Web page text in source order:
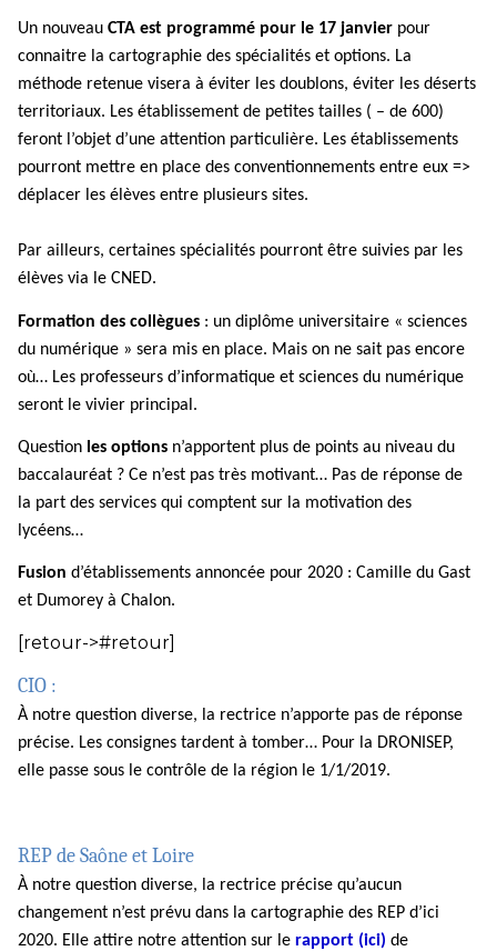
Un nouveau CTA est programmé pour le 17 janvier pour
connaitre la cartographie des spécialités et options. La
méthode retenue visera à éviter les doublons, éviter les déserts
territoriaux. Les établissement de petites tailles ( – de 600)
feront l’objet d’une attention particulière. Les établissements
pourront mettre en place des conventionnements entre eux =>
déplacer les élèves entre plusieurs sites.
Par ailleurs, certaines spécialités pourront être suivies par les
élèves via le CNED.
Formation des collègues : un diplôme universitaire « sciences
du numérique » sera mis en place. Mais on ne sait pas encore
où… Les professeurs d’informatique et sciences du numérique
seront le vivier principal.
Question les options n’apportent plus de points au niveau du
baccalauréat ? Ce n’est pas très motivant… Pas de réponse de
la part des services qui comptent sur la motivation des
lycéens…
Fusion d’établissements annoncée pour 2020 : Camille du Gast
et Dumorey à Chalon.
[retour->#retour]
CIO :
À notre question diverse, la rectrice n’apporte pas de réponse
précise. Les consignes tardent à tomber… Pour la DRONISEP,
elle passe sous le contrôle de la région le 1/1/2019.
REP de Saône et Loire
À notre question diverse, la rectrice précise qu’aucun
changement n’est prévu dans la cartographie des REP d’ici
2020. Elle attire notre attention sur le rapport (ici) de